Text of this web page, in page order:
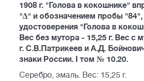
1908 г. "Голова в кокошнике"
"Δ" и обозначением пробы "84",
удостоверения "Голова в
Вес без мутора - 15,25 г. Вес с
г. С.В.Патрикеев и А.Д.
знаки России. I том № 10.20.
Серебро, эмаль. Вес: 15,25 г.